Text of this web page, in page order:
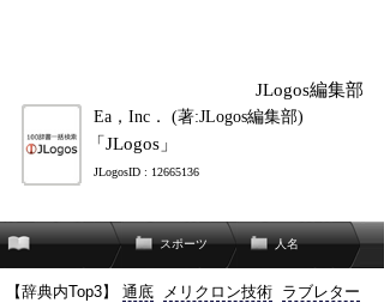
JLogos編集部
Ea，Inc． (著:JLogos編集部)
「JLogos」
JLogosID : 12665136
スポーツ 人名
【辞典内Top3】 通底 メリクロン技術 ラブレター